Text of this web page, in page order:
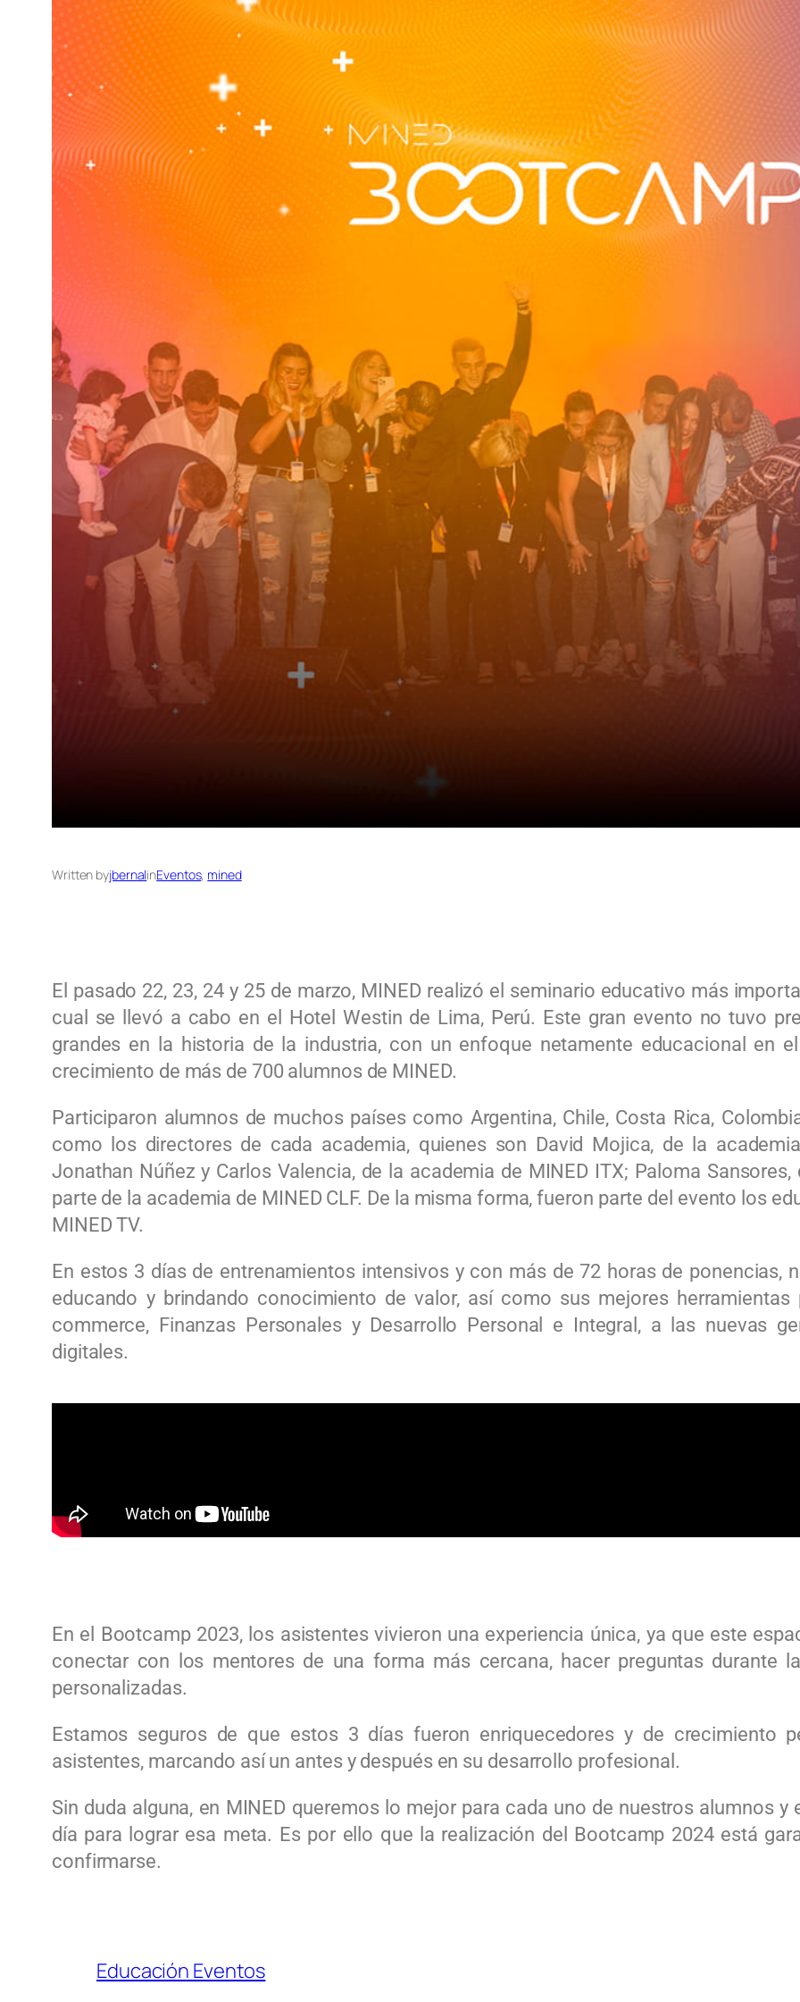
Written byjbernalinEventos, mined
El pasado 22, 23, 24 y 25 de marzo, MINED realizó el seminario educativo más
cual se llevó a cabo en el Hotel Westin de Lima, Perú. Este gran evento no tuvo
grandes en la historia de la industria, con un enfoque netamente educacional en
crecimiento de más de 700 alumnos de MINED.
Participaron alumnos de muchos países como Argentina, Chile, Costa Rica,
como los directores de cada academia, quienes son David Mojica, de la
Jonathan Núñez y Carlos Valencia, de la academia de MINED ITX; Paloma
parte de la academia de MINED CLF. De la misma forma, fueron parte del evento los
MINED TV.
En estos 3 días de entrenamientos intensivos y con más de 72 horas de ponencias,
educando y brindando conocimiento de valor, así como sus mejores herramientas
commerce, Finanzas Personales y Desarrollo Personal e Integral, a las nuevas
digitales.
En el Bootcamp 2023, los asistentes vivieron una experiencia única, ya que este
conectar con los mentores de una forma más cercana, hacer preguntas durante
personalizadas.
Estamos seguros de que estos 3 días fueron enriquecedores y de crecimiento
asistentes, marcando así un antes y después en su desarrollo profesional.
Sin duda alguna, en MINED queremos lo mejor para cada uno de nuestros alumnos
día para lograr esa meta. Es por ello que la realización del Bootcamp 2024 está
confirmarse.
Educación Eventos